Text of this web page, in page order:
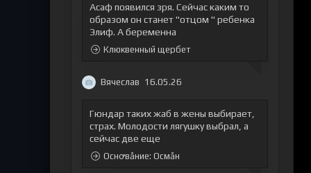
Асаф появился зря. Сейчас каким то
образом он станет "отцом " ребенка
Элиф. А беременна
Клюквенный щербет
Вячеслав 16.05.26
Гюндар таких жаб в жены выбирает,
страх. Молодости лягушку выбрал, а
сейчас две еще
Оснꝍвẫние: Осмẫн